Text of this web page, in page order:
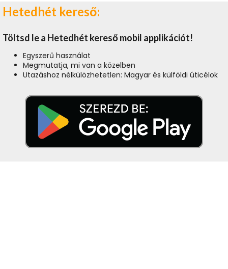
Hetedhét kereső:
Töltsd le a Hetedhét kereső mobil applikációt!
Egyszerű használat
Megmutatja, mi van a közelben
Utazáshoz nélkülözhetetlen: Magyar és külföldi úticélok